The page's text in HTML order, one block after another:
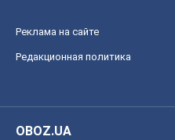
Реклама на сайте
Редакционная политика
OBOZ.UA